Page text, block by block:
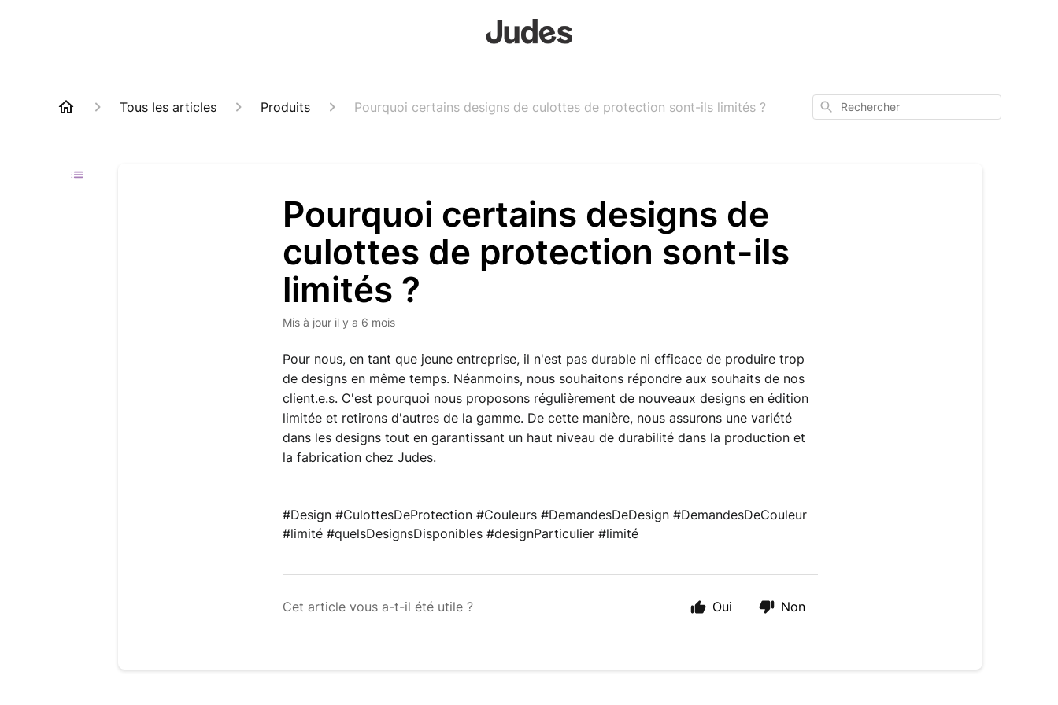
Tous les articles Produits Pourquoi certains designs de culottes de protection sont-ils limités ? Rechercher
Pourquoi certains designs de
culottes de protection sont-ils
limités ?
Mis à jour il y a 6 mois
Pour nous, en tant que jeune entreprise, il n'est pas durable ni efficace de produire trop
de designs en même temps. Néanmoins, nous souhaitons répondre aux souhaits de nos
client.e.s. C'est pourquoi nous proposons régulièrement de nouveaux designs en édition
limitée et retirons d'autres de la gamme. De cette manière, nous assurons une variété
dans les designs tout en garantissant un haut niveau de durabilité dans la production et
la fabrication chez Judes.
#Design #CulottesDeProtection #Couleurs #DemandesDeDesign #DemandesDeCouleur
#limité #quelsDesignsDisponibles #designParticulier #limité
Cet article vous a-t-il été utile ? Oui Non